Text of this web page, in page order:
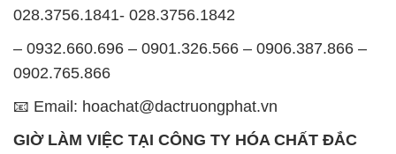
028.3756.1841- 028.3756.1842
– 0932.660.696 – 0901.326.566 – 0906.387.866 –
0902.765.866
📧 Email: hoachat@dactruongphat.vn
GIỜ LÀM VIỆC TẠI CÔNG TY HÓA CHẤT ĐẮC